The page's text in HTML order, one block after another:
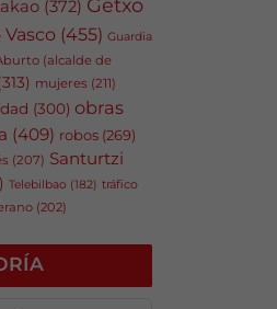
(372)
(455) Guardia
(alcalde de
mujeres (211)
(300) obras
(409) robos (269)
(207) Santurtzi
Telebilbao (182) tráfico
(202)